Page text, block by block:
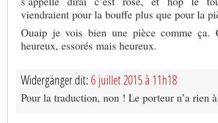
viendraient pour la bouffe plus que pour la
Ouaip je vois bien une pièce comme ça.
heureux, essorés mais heureux.
Widergänger dit: 6 juillet 2015 à 11h18
Pour la traduction, non ! Le porteur n’a rien